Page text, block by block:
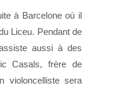
à Barcelone où il
Liceu. Pendant de
aussi à des
Casals, frère de
violoncelliste sera